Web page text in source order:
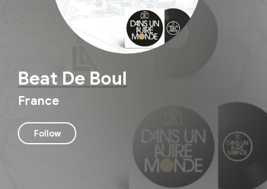
Beat De Boul
France
Follow